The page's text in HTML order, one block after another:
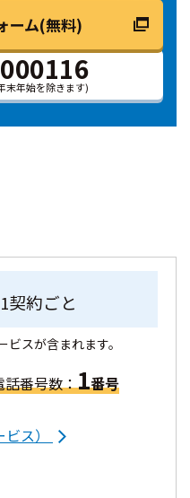
末年始を除きます)
ーム(無料)
契約ごと
スが含まれます。
話番号数：1番号
ス）